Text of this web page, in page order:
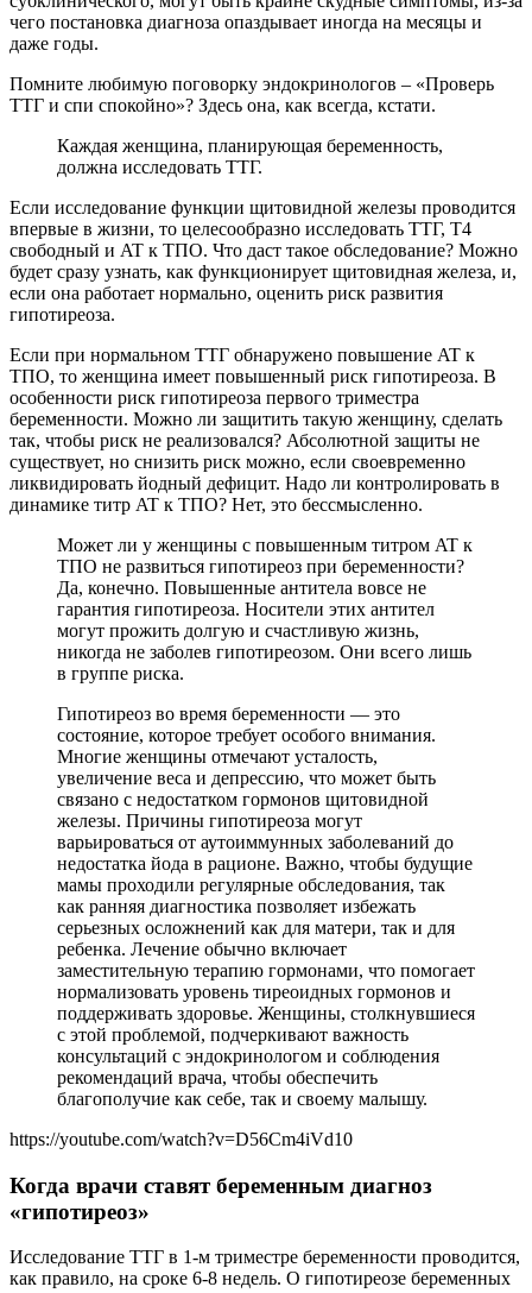
чего постановка диагноза опаздывает иногда на месяцы и
даже годы.
Помните любимую поговорку эндокринологов – «Проверь
ТТГ и спи спокойно»? Здесь она, как всегда, кстати.
Каждая женщина, планирующая беременность,
должна исследовать ТТГ.
Если исследование функции щитовидной железы проводится
впервые в жизни, то целесообразно исследовать ТТГ, Т4
свободный и AT к ТПО. Что даст такое обследование? Можно
будет сразу узнать, как функционирует щитовидная железа, и,
если она работает нормально, оценить риск развития
гипотиреоза.
Если при нормальном ТТГ обнаружено повышение AT к
ТПО, то женщина имеет повышенный риск гипотиреоза. В
особенности риск гипотиреоза первого триместра
беременности. Можно ли защитить такую женщину, сделать
так, чтобы риск не реализовался? Абсолютной защиты не
существует, но снизить риск можно, если своевременно
ликвидировать йодный дефицит. Надо ли контролировать в
динамике титр AT к ТПО? Нет, это бессмысленно.
Может ли у женщины с повышенным титром AT к
ТПО не развиться гипотиреоз при беременности?
Да, конечно. Повышенные антитела вовсе не
гарантия гипотиреоза. Носители этих антител
могут прожить долгую и счастливую жизнь,
никогда не заболев гипотиреозом. Они всего лишь
в группе риска.
Гипотиреоз во время беременности — это
состояние, которое требует особого внимания.
Многие женщины отмечают усталость,
увеличение веса и депрессию, что может быть
связано с недостатком гормонов щитовидной
железы. Причины гипотиреоза могут
варьироваться от аутоиммунных заболеваний до
недостатка йода в рационе. Важно, чтобы будущие
мамы проходили регулярные обследования, так
как ранняя диагностика позволяет избежать
серьезных осложнений как для матери, так и для
ребенка. Лечение обычно включает
заместительную терапию гормонами, что помогает
нормализовать уровень тиреоидных гормонов и
поддерживать здоровье. Женщины, столкнувшиеся
с этой проблемой, подчеркивают важность
консультаций с эндокринологом и соблюдения
рекомендаций врача, чтобы обеспечить
благополучие как себе, так и своему малышу.
https://youtube.com/watch?v=D56Cm4iVd10
Когда врачи ставят беременным диагноз
«гипотиреоз»
Исследование ТТГ в 1-м триместре беременности проводится,
как правило, на сроке 6-8 недель. О гипотиреозе беременных